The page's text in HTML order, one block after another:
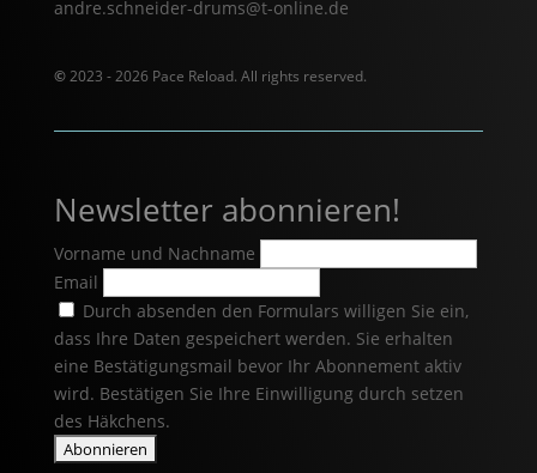
andre.schneider-drums@t-online.de
©2023 - 2026 Pace Reload. All rights reserved.
Newsletter abonnieren!
Vorname und Nachname
Email
Durch absenden den Formulars willigen Sie ein,
dass Ihre Daten gespeichert werden. Sie erhalten
eine Bestätigungsmail bevor Ihr Abonnement aktiv
wird. Bestätigen Sie Ihre Einwilligung durch setzen
des Häkchens.